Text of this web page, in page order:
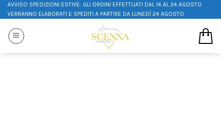
AVVISO SPEDIZIONI ESTIVE: GLI ORDINI EFFETTUATI DAL 14 AL 24 AGOSTO
VERRANNO ELABORATI E SPEDITI A PARTIRE DA LUNEDÌ 24 AGOSTO